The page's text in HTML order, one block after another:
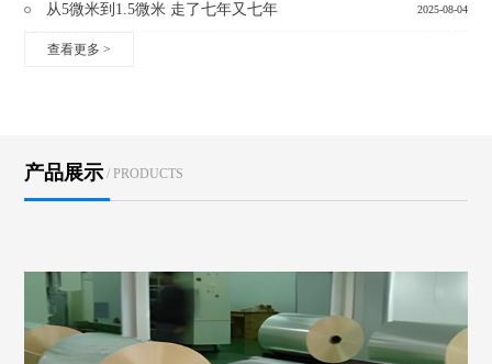
从5微米到1.5微米 走了七年又七年 2025-08-04
查看更多>
产品展示 / PRODUCTS